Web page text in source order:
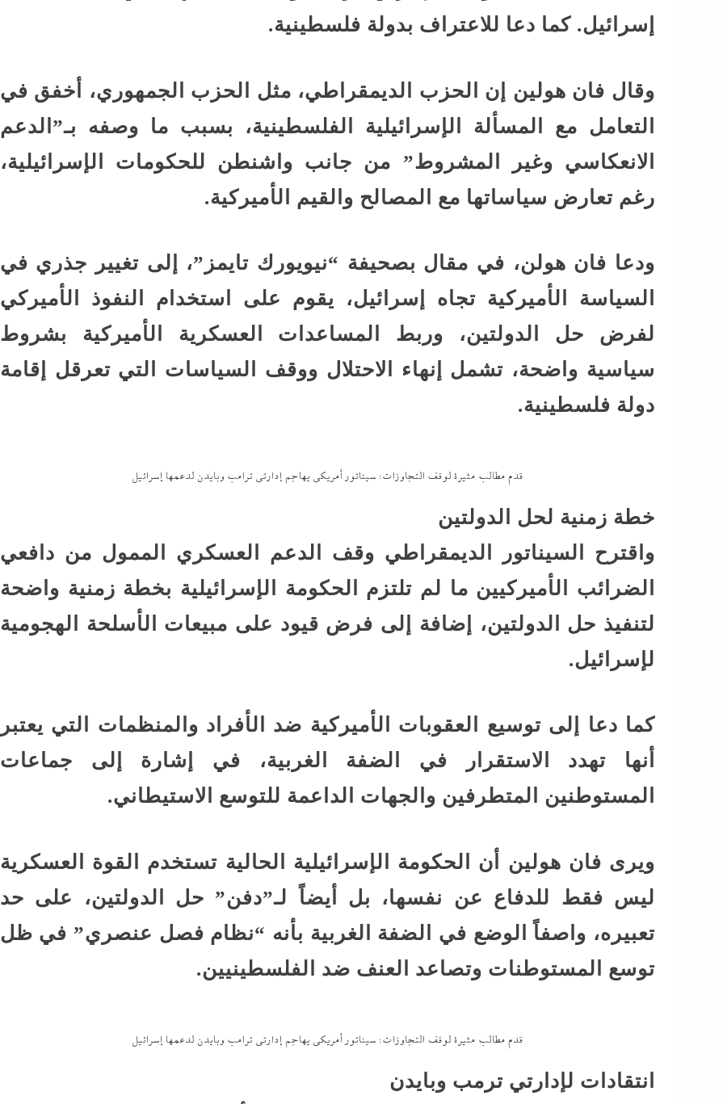
إسرائيل. كما دعا للاعتراف بدولة فلسطينية.
وقال فان هولين إن الحزب الديمقراطي، مثل الحزب الجمهوري، أخفق في
التعامل مع المسألة الإسرائيلية الفلسطينية، بسبب ما وصفه بـ”الدعم
الانعكاسي وغير المشروط” من جانب واشنطن للحكومات الإسرائيلية،
رغم تعارض سياساتها مع المصالح والقيم الأميركية.
ودعا فان هولن، في مقال بصحيفة “نيويورك تايمز”، إلى تغيير جذري في
السياسة الأميركية تجاه إسرائيل، يقوم على استخدام النفوذ الأميركي
لفرض حل الدولتين، وربط المساعدات العسكرية الأميركية بشروط
سياسية واضحة، تشمل إنهاء الاحتلال ووقف السياسات التي تعرقل إقامة
دولة فلسطينية.
قدم مطالب مثيرة لوقف التجاوزات: سيناتور أمريكي يهاجم إدارتى ترامب وبايدن لدعمها إسرائيل
خطة زمنية لحل الدولتين
واقترح السيناتور الديمقراطي وقف الدعم العسكري الممول من دافعي
الضرائب الأميركيين ما لم تلتزم الحكومة الإسرائيلية بخطة زمنية واضحة
لتنفيذ حل الدولتين، إضافة إلى فرض قيود على مبيعات الأسلحة الهجومية
لإسرائيل.
كما دعا إلى توسيع العقوبات الأميركية ضد الأفراد والمنظمات التي يعتبر
أنها تهدد الاستقرار في الضفة الغربية، في إشارة إلى جماعات
المستوطنين المتطرفين والجهات الداعمة للتوسع الاستيطاني.
ويرى فان هولين أن الحكومة الإسرائيلية الحالية تستخدم القوة العسكرية
ليس فقط للدفاع عن نفسها، بل أيضاً لـ”دفن” حل الدولتين، على حد
تعبيره، واصفاً الوضع في الضفة الغربية بأنه “نظام فصل عنصري” في ظل
توسع المستوطنات وتصاعد العنف ضد الفلسطينيين.
قدم مطالب مثيرة لوقف التجاوزات: سيناتور أمريكي يهاجم إدارتى ترامب وبايدن لدعمها إسرائيل
انتقادات لإدارتي ترمب وبايدن